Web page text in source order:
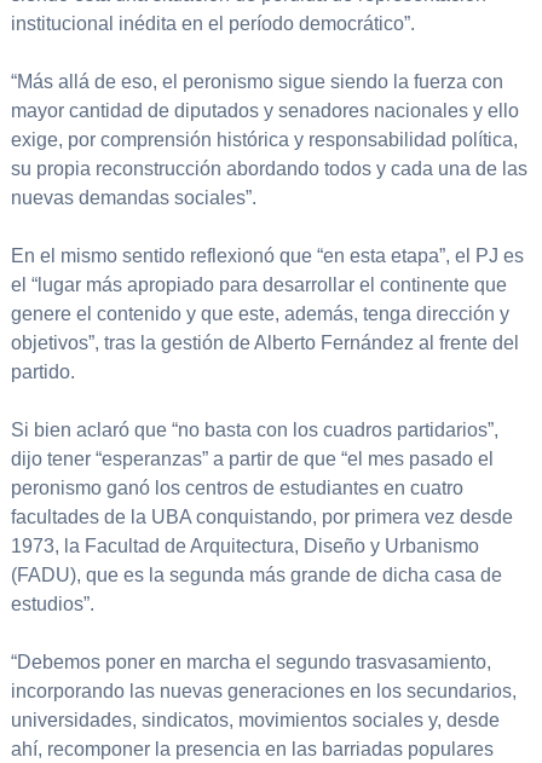
institucional inédita en el período democrático”.
“Más allá de eso, el peronismo sigue siendo la fuerza con
mayor cantidad de diputados y senadores nacionales y ello
exige, por comprensión histórica y responsabilidad política,
su propia reconstrucción abordando todos y cada una de las
nuevas demandas sociales”.
En el mismo sentido reflexionó que “en esta etapa”, el PJ es
el “lugar más apropiado para desarrollar el continente que
genere el contenido y que este, además, tenga dirección y
objetivos”, tras la gestión de Alberto Fernández al frente del
partido.
Si bien aclaró que “no basta con los cuadros partidarios”,
dijo tener “esperanzas” a partir de que “el mes pasado el
peronismo ganó los centros de estudiantes en cuatro
facultades de la UBA conquistando, por primera vez desde
1973, la Facultad de Arquitectura, Diseño y Urbanismo
(FADU), que es la segunda más grande de dicha casa de
estudios”.
“Debemos poner en marcha el segundo trasvasamiento,
incorporando las nuevas generaciones en los secundarios,
universidades, sindicatos, movimientos sociales y, desde
ahí, recomponer la presencia en las barriadas populares